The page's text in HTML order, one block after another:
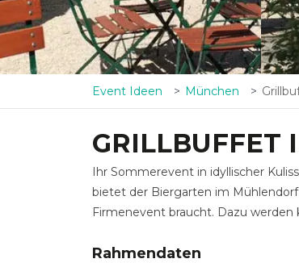
Event Ideen München
GRILLBUFFET
Ihr Sommerevent in idyllischer
bietet der Biergarten im
Firmenevent braucht. Dazu werden
Rahmendaten